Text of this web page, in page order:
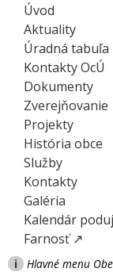
Úvod
Aktuality
Úradná tabuľa
Kontakty OcÚ
Dokumenty
Zverejňovanie
Projekty
História obce
Služby
Kontakty
Galéria
Kalendár
Farnosť ↗
i Hlavné menu